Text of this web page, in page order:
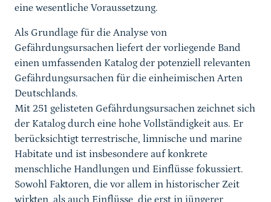
eine wesentliche Voraussetzung.
Als Grundlage für die Analyse von
Gefährdungsursachen liefert der vorliegende Band
einen umfassenden Katalog der potenziell relevanten
Gefährdungsursachen für die einheimischen Arten
Deutschlands.
Mit 251 gelisteten Gefährdungsursachen zeichnet sich
der Katalog durch eine hohe Vollständigkeit aus. Er
berücksichtigt terrestrische, limnische und marine
Habitate und ist insbesondere auf konkrete
menschliche Handlungen und Einflüsse fokussiert.
Sowohl Faktoren, die vor allem in historischer Zeit